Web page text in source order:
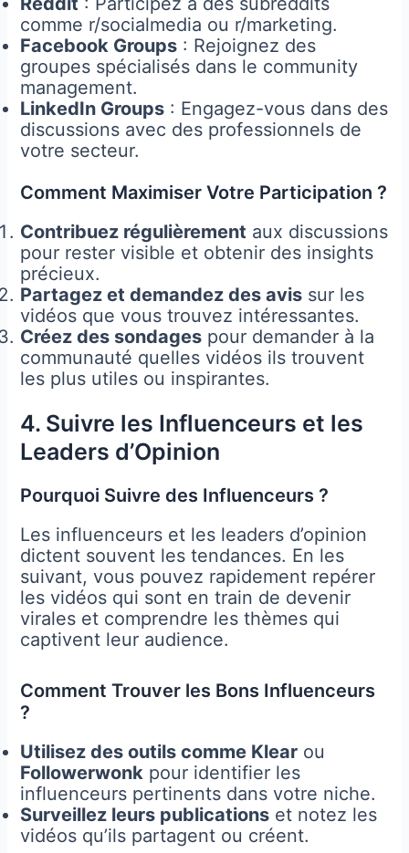
comme r/socialmedia ou r/marketing.
Facebook Groups : Rejoignez des
groupes spécialisés dans le community
management.
LinkedIn Groups : Engagez-vous dans des
discussions avec des professionnels de
votre secteur.
Comment Maximiser Votre Participation ?
Contribuez régulièrement aux discussions
pour rester visible et obtenir des insights
précieux.
Partagez et demandez des avis sur les
vidéos que vous trouvez intéressantes.
Créez des sondages pour demander à la
communauté quelles vidéos ils trouvent
les plus utiles ou inspirantes.
4. Suivre les Influenceurs et les
Leaders d’Opinion
Pourquoi Suivre des Influenceurs ?
Les influenceurs et les leaders d’opinion
dictent souvent les tendances. En les
suivant, vous pouvez rapidement repérer
les vidéos qui sont en train de devenir
virales et comprendre les thèmes qui
captivent leur audience.
Comment Trouver les Bons Influenceurs
?
Utilisez des outils comme Klear ou
Followerwonk pour identifier les
influenceurs pertinents dans votre niche.
Surveillez leurs publications et notez les
vidéos qu’ils partagent ou créent.